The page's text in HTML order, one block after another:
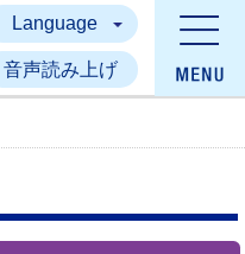
かすみがうら市
Language
音声読み上げ